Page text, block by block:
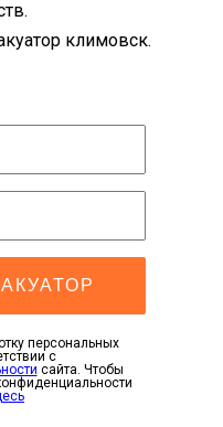
климовск.
персональных
с
сайта. Чтобы